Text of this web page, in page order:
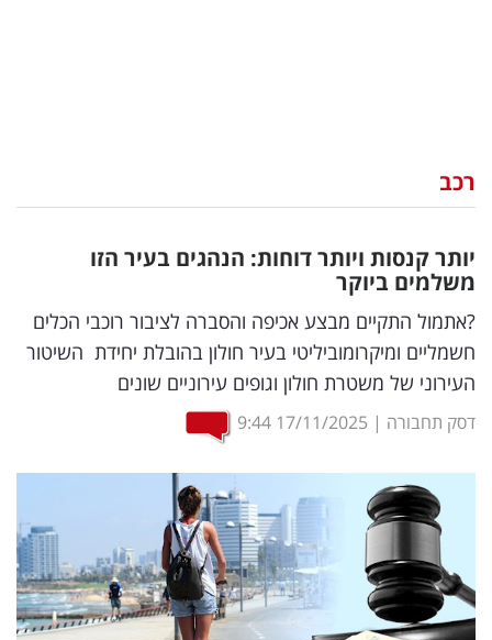
וצרכנות
דיגיטל
וטק
שיווק
ופרסום
מדדים
ומחקרים
דעות
רכב
יותר קנסות ויותר דוחות: הנהגים בעיר הזו
משלמים ביוקר
?אתמול התקיים מבצע אכיפה והסברה לציבור רוכבי הכלים
חשמליים ומיקרומוביליטי בעיר חולון בהובלת יחידת השיטור
העירוני של משטרת חולון וגופים עירוניים שונים
דסק תחבורה |
17/11/2025
9:44